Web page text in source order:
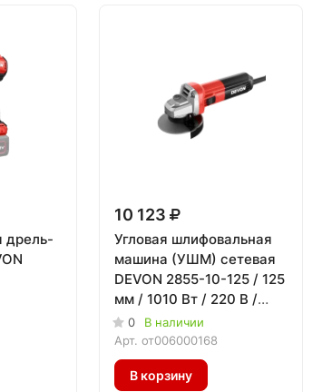
дрель-
10 123
Угловая шлифовальная
машина (УШМ) сетевая
DEVON 2855-10-125 / 125
мм / 1010 Вт / 220 В /
боковой пер
0
В наличии
Арт.от006000168
В корзину